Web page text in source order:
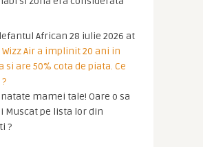
African 28 iulie 2026 at
Wizz Air a implinit 20 ani in
si are 50% cota de piata. Ce
mamei tale! Oare o sa
Muscat pe lista lor din
?